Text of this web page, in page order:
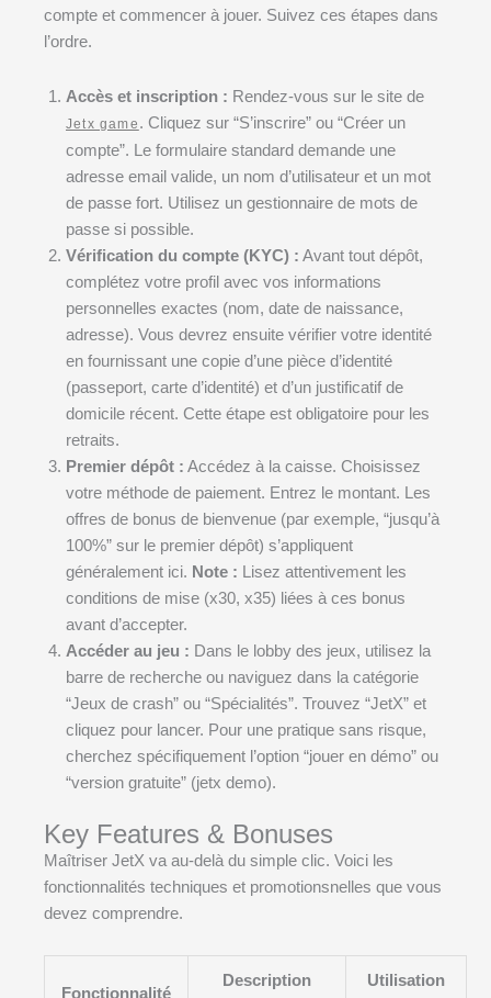
compte et commencer à jouer. Suivez ces étapes dans
l’ordre.
Accès et inscription : Rendez-vous sur le site de
Jetx game . Cliquez sur “S’inscrire” ou “Créer un
compte”. Le formulaire standard demande une
adresse email valide, un nom d’utilisateur et un mot
de passe fort. Utilisez un gestionnaire de mots de
passe si possible.
Vérification du compte (KYC) : Avant tout dépôt,
complétez votre profil avec vos informations
personnelles exactes (nom, date de naissance,
adresse). Vous devrez ensuite vérifier votre identité
en fournissant une copie d’une pièce d’identité
(passeport, carte d’identité) et d’un justificatif de
domicile récent. Cette étape est obligatoire pour les
retraits.
Premier dépôt : Accédez à la caisse. Choisissez
votre méthode de paiement. Entrez le montant. Les
offres de bonus de bienvenue (par exemple, “jusqu’à
100%” sur le premier dépôt) s’appliquent
généralement ici. Note : Lisez attentivement les
conditions de mise (x30, x35) liées à ces bonus
avant d’accepter.
Accéder au jeu : Dans le lobby des jeux, utilisez la
barre de recherche ou naviguez dans la catégorie
“Jeux de crash” ou “Spécialités”. Trouvez “JetX” et
cliquez pour lancer. Pour une pratique sans risque,
cherchez spécifiquement l’option “jouer en démo” ou
“version gratuite” (jetx demo).
Key Features & Bonuses
Maîtriser JetX va au-delà du simple clic. Voici les
fonctionnalités techniques et promotionsnelles que vous
devez comprendre.
Fonctionnalité
Description
Utilisation